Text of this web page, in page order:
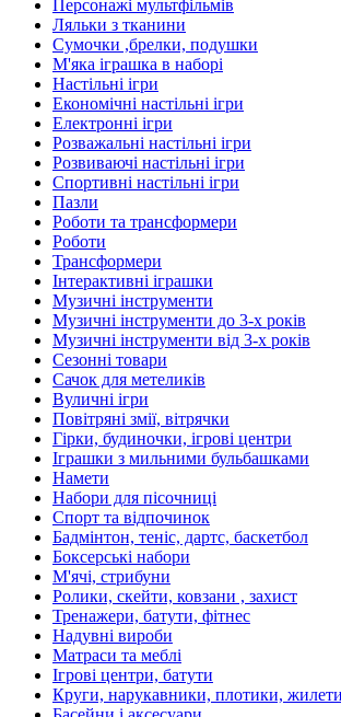
Персонажі мультфільмів
Ляльки з тканини
Сумочки ,брелки, подушки
М'яка іграшка в наборі
Настільні ігри
Економічні настільні ігри
Електронні ігри
Розважальні настільні ігри
Розвиваючі настільні ігри
Спортивні настільні ігри
Пазли
Роботи та трансформери
Роботи
Трансформери
Інтерактивні іграшки
Музичні інструменти
Музичні інструменти до 3-х років
Музичні інструменти від 3-х років
Сезонні товари
Сачок для метеликів
Вуличні ігри
Повітряні змії, вітрячки
Гірки, будиночки, ігрові центри
Іграшки з мильними бульбашками
Намети
Набори для пісочниці
Спорт та відпочинок
Бадмінтон, теніс, дартс, баскетбол
Боксерські набори
М'ячі, стрибуни
Ролики, скейти, ковзани , захист
Тренажери, батути, фітнес
Надувні вироби
Матраси та меблі
Ігрові центри, батути
Круги, нарукавники, плотики,